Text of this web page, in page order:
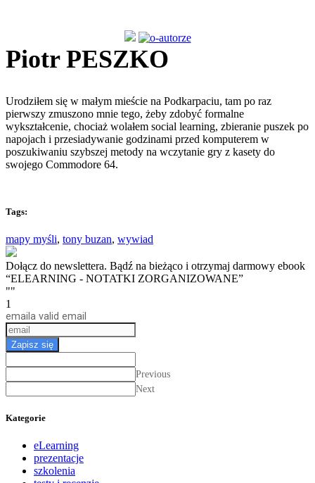
Piotr PESZKO
Urodziłem się w małym mieście na Podkarpaciu, tam po raz
pierwszy zmuszono mnie tego, żeby zdobyć formalne
wykształcenie, chociaż wolałem social learning, zbieranie puszek po
napojach i przesiadywanie godzinami przed komputerem w
poszukiwaniu szybszej metody na wczytanie gry z kasety do
swojego Commodore 64.
Tags:
mapy myśli, tony buzan, wywiad
Dołącz do newslettera. Bądź na bieżąco i otrzymaj darmowy ebook
“ELEARNING - NOTATKI ZORGANIZOWANE”
""
1
emaila valid email
Zapisz się
Previous
Next
Kategorie
eLearning
prezentacje
szkolenia